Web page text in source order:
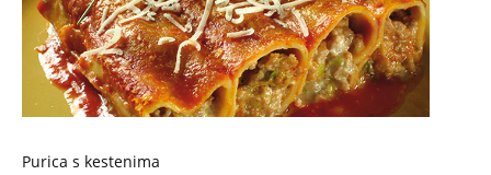
Purica s kestenima